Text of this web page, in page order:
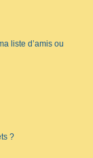
liste d’amis ou
?